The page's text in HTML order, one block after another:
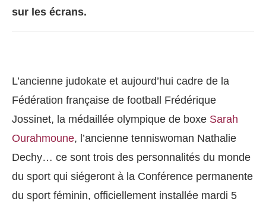
sur les écrans.
L’ancienne judokate et aujourd’hui cadre de la
Fédération française de football Frédérique
Jossinet, la médaillée olympique de boxe Sarah
Ourahmoune, l’ancienne tenniswoman Nathalie
Dechy… ce sont trois des personnalités du monde
du sport qui siégeront à la Conférence permanente
du sport féminin, officiellement installée mardi 5